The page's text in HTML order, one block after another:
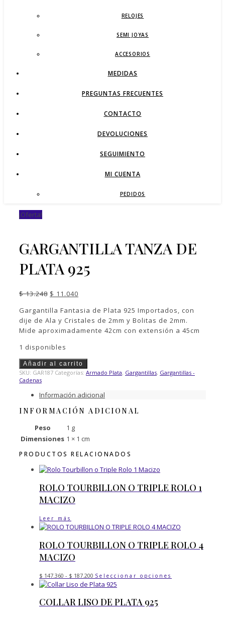
RELOJES
SEMI JOYAS
ACCESORIOS
MEDIDAS
PREGUNTAS FRECUENTES
CONTACTO
DEVOLUCIONES
SEGUIMIENTO
MI CUENTA
PEDIDOS
¡Oferta!
GARGANTILLA TANZA DE
PLATA 925
$13.248 El
original
era:
$ 13.248.
$ 11.040
actual
es:
$ 11.040.
Gargantilla Fantasia de Plata 925 Importados, con
dije de Ala y Cristales de 2mm y Bolitas de 2mm.
Mide aproximadamente 42cm con extensión a 45cm
1 disponibles
GARGANTILLA
TANZA
DE
cantidad
Añadir al carrito
SKU: GAR187 Categorías: Armado Plata, Gargantillas, Gargantillas -
Cadenas
Información adicional
INFORMACIÓN ADICIONAL
Peso
1 g
Dimensiones 1 × 1 cm
PRODUCTOS RELACIONADOS
ROLO TOURBILLON O TRIPLE ROLO 1
MACIZO
Leer más
ROLO TOURBILLON O TRIPLE ROLO 4
MACIZO
$ 147.360 - $ 187.200 Rango
de
precios:
$ 147.360
Seleccionar opciones
COLLAR LISO DE PLATA 925